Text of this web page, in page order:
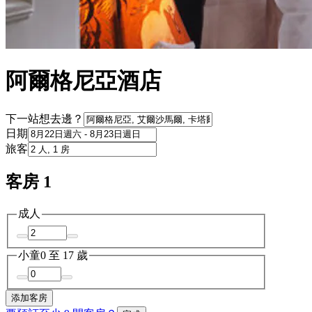
阿爾格尼亞酒店
下一站想去邊？
日期
旅客
客房 1
成人
小童0 至 17 歲
添加客房